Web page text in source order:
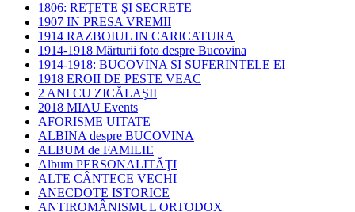
1806: REŢETE ŞI SECRETE
1907 IN PRESA VREMII
1914 RAZBOIUL IN CARICATURA
1914-1918 Mărturii foto despre Bucovina
1914-1918: BUCOVINA SI SUFERINTELE EI
1918 EROII DE PESTE VEAC
2 ANI CU ZICĂLAŞII
2018 MIAU Events
AFORISME UITATE
ALBINA despre BUCOVINA
ALBUM de FAMILIE
Album PERSONALITĂŢI
ALTE CÂNTECE VECHI
ANECDOTE ISTORICE
ANTIROMÂNISMUL ORTODOX